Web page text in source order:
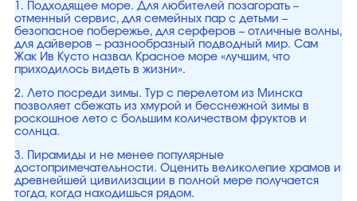
1. Подходящее море. Для любителей позагорать –
отменный сервис, для семейных пар с детьми –
безопасное побережье, для серферов – отличные волны,
для дайверов – разнообразный подводный мир. Сам
Жак Ив Кусто назвал Красное море «лучшим, что
приходилось видеть в жизни».
2. Лето посреди зимы. Тур с перелетом из Минска
позволяет сбежать из хмурой и бесснежной зимы в
роскошное лето с большим количеством фруктов и
солнца.
3. Пирамиды и не менее популярные
достопримечательности. Оценить великолепие храмов и
древнейшей цивилизации в полной мере получается
тогда, когда находишься рядом.